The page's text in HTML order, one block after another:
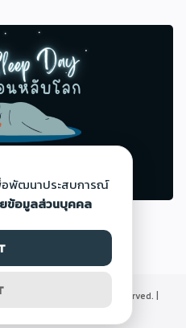
Day)
All rights reserved. |
อพัฒนาประสบการณ์
ข้อมูลส่วนบุคคล